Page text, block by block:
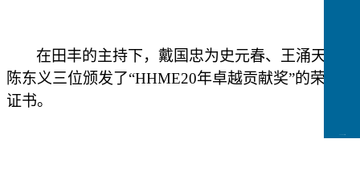
在田丰的主持下， 戴国忠为史元春、 王涌天
陈东义三位颁发了“HHME20年卓越贡献奖”的荣誉
证书。